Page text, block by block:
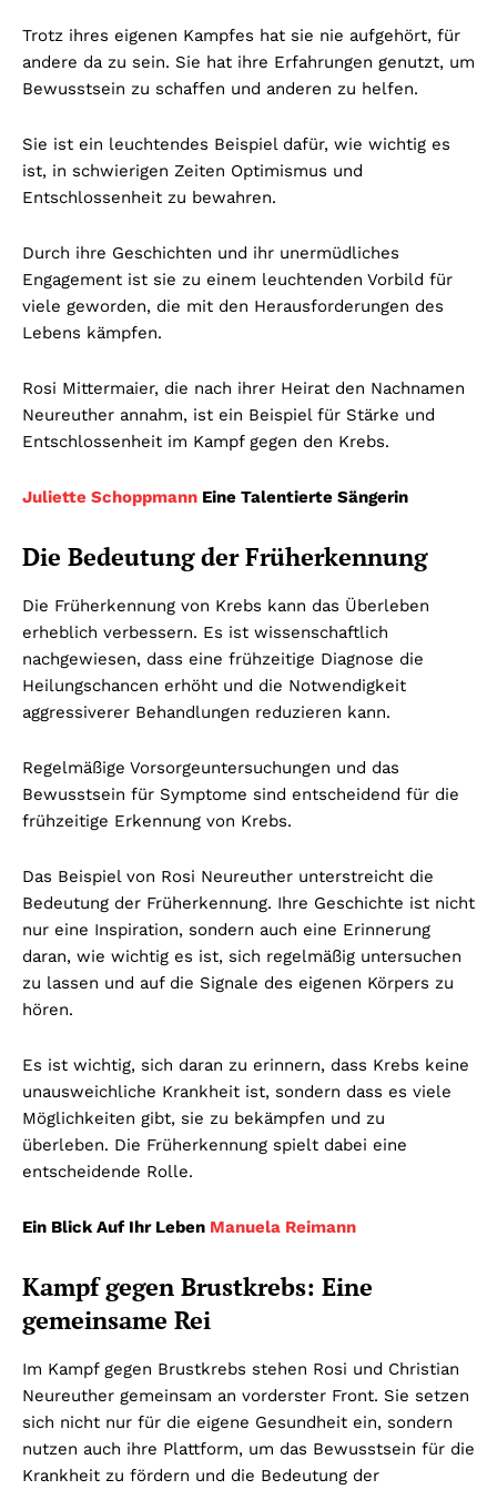
Trotz ihres eigenen Kampfes hat sie nie aufgehört, für
andere da zu sein. Sie hat ihre Erfahrungen genutzt, um
Bewusstsein zu schaffen und anderen zu helfen.
Sie ist ein leuchtendes Beispiel dafür, wie wichtig es
ist, in schwierigen Zeiten Optimismus und
Entschlossenheit zu bewahren.
Durch ihre Geschichten und ihr unermüdliches
Engagement ist sie zu einem leuchtenden Vorbild für
viele geworden, die mit den Herausforderungen des
Lebens kämpfen.
Rosi Mittermaier, die nach ihrer Heirat den Nachnamen
Neureuther annahm, ist ein Beispiel für Stärke und
Entschlossenheit im Kampf gegen den Krebs.
Juliette Schoppmann Eine Talentierte Sängerin
Die Bedeutung der Früherkennung
Die Früherkennung von Krebs kann das Überleben
erheblich verbessern. Es ist wissenschaftlich
nachgewiesen, dass eine frühzeitige Diagnose die
Heilungschancen erhöht und die Notwendigkeit
aggressiverer Behandlungen reduzieren kann.
Regelmäßige Vorsorgeuntersuchungen und das
Bewusstsein für Symptome sind entscheidend für die
frühzeitige Erkennung von Krebs.
Das Beispiel von Rosi Neureuther unterstreicht die
Bedeutung der Früherkennung. Ihre Geschichte ist nicht
nur eine Inspiration, sondern auch eine Erinnerung
daran, wie wichtig es ist, sich regelmäßig untersuchen
zu lassen und auf die Signale des eigenen Körpers zu
hören.
Es ist wichtig, sich daran zu erinnern, dass Krebs keine
unausweichliche Krankheit ist, sondern dass es viele
Möglichkeiten gibt, sie zu bekämpfen und zu
überleben. Die Früherkennung spielt dabei eine
entscheidende Rolle.
Ein Blick Auf Ihr Leben Manuela Reimann
Kampf gegen Brustkrebs: Eine
gemeinsame Rei
Im Kampf gegen Brustkrebs stehen Rosi und Christian
Neureuther gemeinsam an vorderster Front. Sie setzen
sich nicht nur für die eigene Gesundheit ein, sondern
nutzen auch ihre Plattform, um das Bewusstsein für die
Krankheit zu fördern und die Bedeutung der